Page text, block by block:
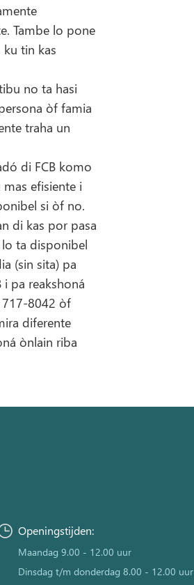
Tambe lo pone
tin kas
no ta hasi
òf famia
traha un
di FCB komo
efisiente i
si òf no.
di kas por pasa
lo ta disponibel
(sin sita) pa
pa reakshoná
717-8042 òf
diferente
ònlain riba
Openingstijden:
Maandag 9.00 - 12.00 uur
Dinsdag t/m donderdag 8.00 - 12.00 uur